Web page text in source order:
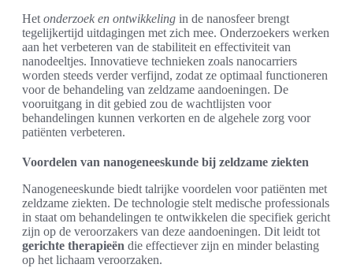
Het onderzoek en ontwikkeling in de nanosfeer brengt
tegelijkertijd uitdagingen met zich mee. Onderzoekers werken
aan het verbeteren van de stabiliteit en effectiviteit van
nanodeeltjes. Innovatieve technieken zoals nanocarriers
worden steeds verder verfijnd, zodat ze optimaal functioneren
voor de behandeling van zeldzame aandoeningen. De
vooruitgang in dit gebied zou de wachtlijsten voor
behandelingen kunnen verkorten en de algehele zorg voor
patiënten verbeteren.
Voordelen van nanogeneeskunde bij zeldzame ziekten
Nanogeneeskunde biedt talrijke voordelen voor patiënten met
zeldzame ziekten. De technologie stelt medische professionals
in staat om behandelingen te ontwikkelen die specifiek gericht
zijn op de veroorzakers van deze aandoeningen. Dit leidt tot
gerichte therapieën die effectiever zijn en minder belasting
op het lichaam veroorzaken.